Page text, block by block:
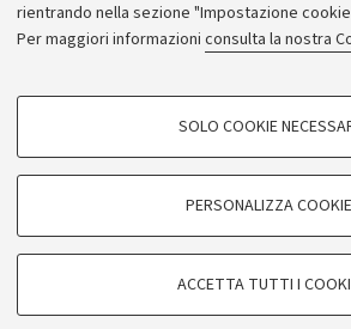
rientrando nella sezione "Impostazione
Per maggiori informazioni consulta la nostra
COOKIE DI PROFILAZIONE -
COOKIE TECNICI - NECESSARI
Si tratta di cookie tecnici utilizzati, a titolo
SOLO COOKIE
PERSONALIZZA COOKIE
ACCETTA TUTTI I
Atti di notifica
Informazioni sul sito e
Dichiarazione di
Privacy e note legali
Impostazioni
©Copyright 2026 - ALMA MATER
Bologna - Via Zamboni,33 - 40126
- CF:80007010376